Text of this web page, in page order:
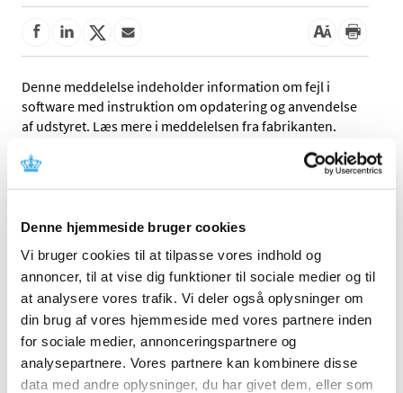
Denne hjemmeside bruger cookies
Vi bruger cookies til at tilpasse vores indhold og
annoncer, til at vise dig funktioner til sociale medier og til
at analysere vores trafik. Vi deler også oplysninger om
din brug af vores hjemmeside med vores partnere inden
for sociale medier, annonceringspartnere og
analysepartnere. Vores partnere kan kombinere disse
data med andre oplysninger, du har givet dem, eller som
Denne meddelelse indeholder information om fejl i
software med instruktion om opdatering og anvendelse
af udstyret. Læs mere i meddelelsen fra fabrikanten.
Referencer
Fabrikant: Arcomed AG
Fabrikantens referencenummer: CH-20150715
Lægemiddelstyrelsens sagsnummer: 2015100047
Emner
Medicinsk udstyr